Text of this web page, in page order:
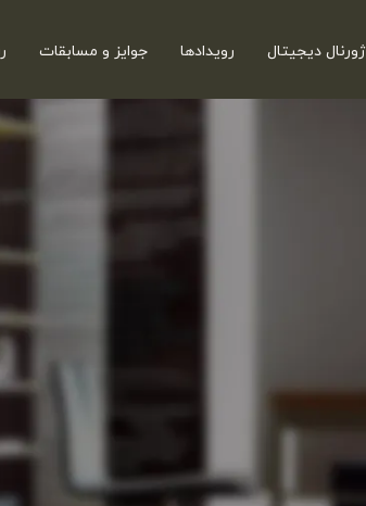
ژورنال دیجیتال رویدادها جوایز و مسابقات